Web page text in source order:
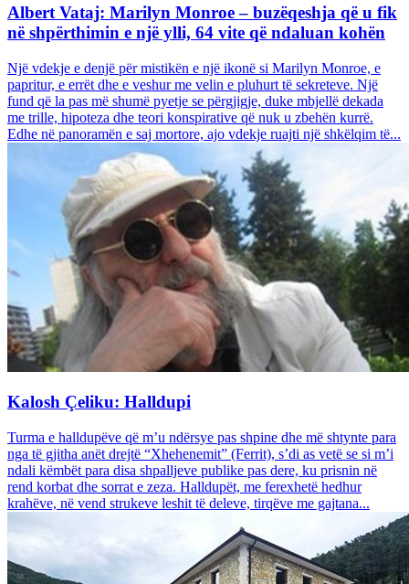
Albert Vataj: Marilyn Monroe – buzëqeshja që u fik
në shpërthimin e një ylli, 64 vite që ndaluan kohën
Një vdekje e denjë për mistikën e një ikonë si Marilyn Monroe, e
papritur, e errët dhe e veshur me velin e pluhurt të sekreteve. Një
fund që la pas më shumë pyetje se përgjigje, duke mbjellë dekada
me trille, hipoteza dhe teori konspirative që nuk u zbehën kurrë.
Edhe në panoramën e saj mortore, ajo vdekje ruajti një shkëlqim të...
Kalosh Çeliku: Halldupi
Turma e halldupëve që m’u ndërsye pas shpine dhe më shtynte para
nga të gjitha anët drejtë “Xhehenemit” (Ferrit), s’di as vetë se si m’i
ndali këmbët para disa shpalljeve publike pas dere, ku prisnin në
rend korbat dhe sorrat e zeza. Halldupët, me ferexhetë hedhur
krahëve, në vend strukeve leshit të deleve, tirqëve me gajtana...